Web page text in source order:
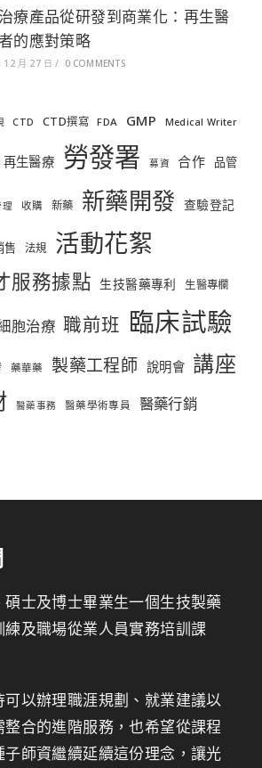
療產品從研發到商業化：再生醫
的應對策略
12 月 27 日 / 0 COMMENTS
CTD CTD撰寫 FDA GMP Medical Writer
再生醫療 勞發署 募資 合作 品管
收購 新藥 新藥開發 查驗登記
售 法規 活動花絮
服務據點 生技醫藥專利 生醫專欄
胞治療 職前班 臨床試驗
藥華藥 製藥工程師 說明會 講座
醫藥事務 醫藥學術專員 醫藥行銷
士及博士畢業生一個生技製藥
及職場從業人員實務培訓課
以辦理職涯規劃、就業建議以
合的進階服務，也希望從課程
師資繼續延續這份理念，讓光